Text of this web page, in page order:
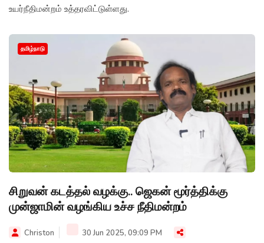
உயர்நீதிமன்றம் உத்தரவிட்டுள்ளது.
தமிழ்நாடு
சிறுவன் கடத்தல் வழக்கு.. ஜெகன் மூர்த்திக்கு
முன்ஜாமின் வழங்கிய உச்ச நீதிமன்றம்
Christon 30 Jun 2025, 09:09 PM